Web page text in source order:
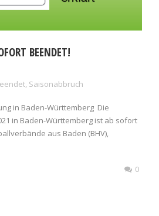
BEENDET!
Saisonabbruch
in Baden-Württemberg Die
in Baden-Württemberg ist ab sofort
aus Baden (BHV),
0